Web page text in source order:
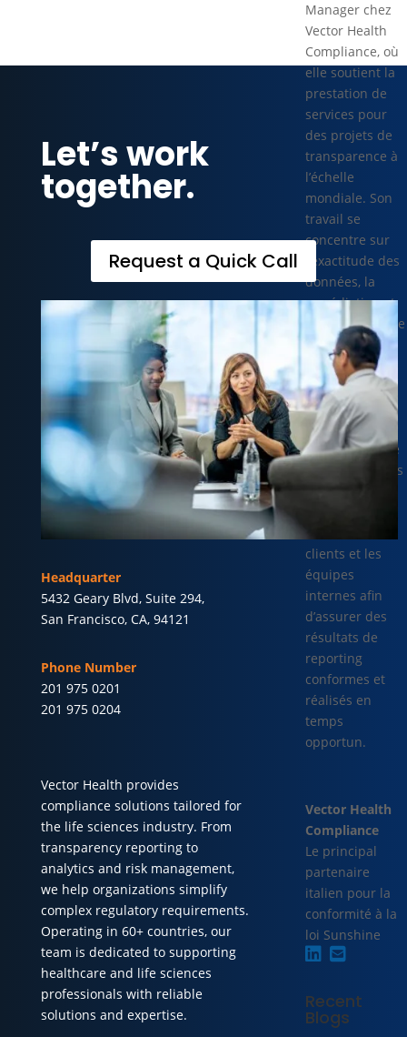
Manager chez
Vector Health
Compliance, où
elle soutient la
prestation de
services pour
des projets de
transparence à
l’échelle
mondiale. Son
travail se
concentre sur
l’exactitude des
données, la
remédiation et
les exigences de
déclaration
spécifiques à
chaque pays,
avec un accent
particulier sur
l’Italie. Elle joue
un rôle clé dans
la coordination
besoins des
clients et les
équipes
internes afin
d’assurer des
résultats de
reporting
conformes et
réalisés en
temps
opportun.
Vector Health
Compliance
Le principal
partenaire
italien pour la
conformité à la
loi Sunshine
Recent
Blogs
Let’s work
together.
Request a Quick Call
Headquarter
5432 Geary Blvd, Suite 294,
San Francisco, CA, 94121
Phone Number
201 975 0201
201 975 0204
Vector Health provides
compliance solutions tailored for
the life sciences industry. From
transparency reporting to
analytics and risk management,
we help organizations simplify
complex regulatory requirements.
Operating in 60+ countries, our
team is dedicated to supporting
healthcare and life sciences
professionals with reliable
solutions and expertise.